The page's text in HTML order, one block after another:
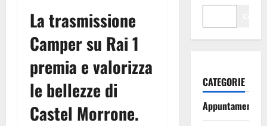
La trasmissione
Camper su Rai 1
premia e valorizza
le bellezze di
Castel Morrone.
CATEGORIE
Appuntamenti